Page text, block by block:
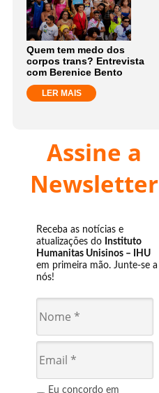
Quem tem medo dos
corpos trans? Entrevista
com Berenice Bento
LER MAIS
Assine a
Newsletter
Receba as notícias e
atualizações do Instituto
Humanitas Unisinos – IHU
em primeira mão. Junte-se a
nós!
Eu concordo em